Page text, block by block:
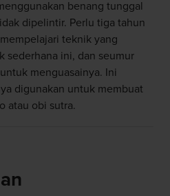
benang tunggal
dipelintir. Perlu tiga tahun
teknik yang
sederhana ini, dan seumur
menguasainya. Ini
digunakan untuk membuat
atau obi sutra.